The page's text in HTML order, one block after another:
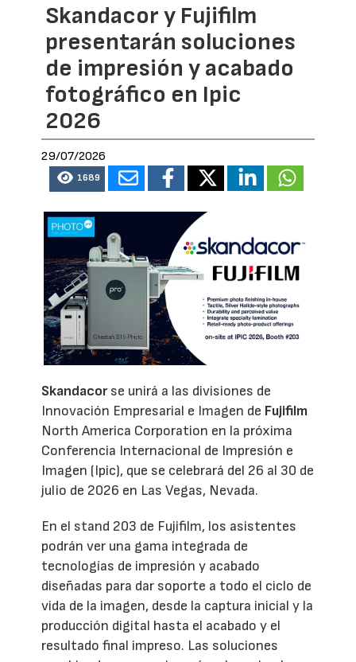
Skandacor y Fujifilm
presentarán soluciones
de impresión y acabado
fotográfico en Ipic
2026
29/07/2026
1689
Skandacorse unirá a las divisiones de
Innovación Empresarial e Imagen de Fujifilm
North America Corporation en la próxima
Conferencia Internacional de Impresión e
Imagen (Ipic), que se celebrará del 26 al 30 de
julio de 2026 en Las Vegas, Nevada.
En el stand 203 de Fujifilm, los asistentes
podrán ver una gama integrada de
tecnologías de impresión y acabado
diseñadas para dar soporte a todo el ciclo de
vida de la imagen, desde la captura inicial y la
producción digital hasta el acabado y el
resultado final impreso. Las soluciones